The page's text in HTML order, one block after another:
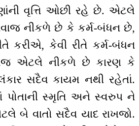
વૃત્તિ ઓછી રહે છે. એટલે
નીકળે છે કે કર્મ-બંધન છે,
કરીએ, કેવી રીતે કર્મ-બંધન
એટલે નીકળે છે કારણ કે
સદૈવ કાયમ નથી રહેતાં.
પોતાની સ્મૃતિ અને સ્વરુપ ને
બે વાતો સદૈવ યાદ રાખજો.